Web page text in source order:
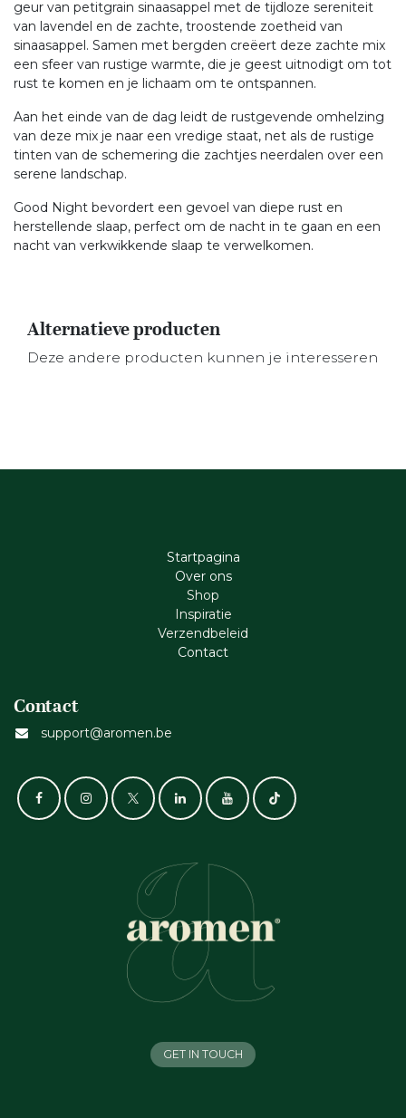
geur van petitgrain sinaasappel met de tijdloze sereniteit
van lavendel en de zachte, troostende zoetheid van
sinaasappel. Samen met bergden creëert deze zachte mix
een sfeer van rustige warmte, die je geest uitnodigt om tot
rust te komen en je lichaam om te ontspannen.
Aan het einde van de dag leidt de rustgevende omhelzing
van deze mix je naar een vredige staat, net als de rustige
tinten van de schemering die zachtjes neerdalen over een
serene landschap.
Good Night bevordert een gevoel van diepe rust en
herstellende slaap, perfect om de nacht in te gaan en een
nacht van verkwikkende slaap te verwelkomen.
Alternatieve producten
Deze andere producten kunnen je interesseren
Startpagina
Ove​r​ ons
Shop
Inspiratie
Verzendbeleid
Cont​act
Contact
support@aromen.be
GET IN TOUCH